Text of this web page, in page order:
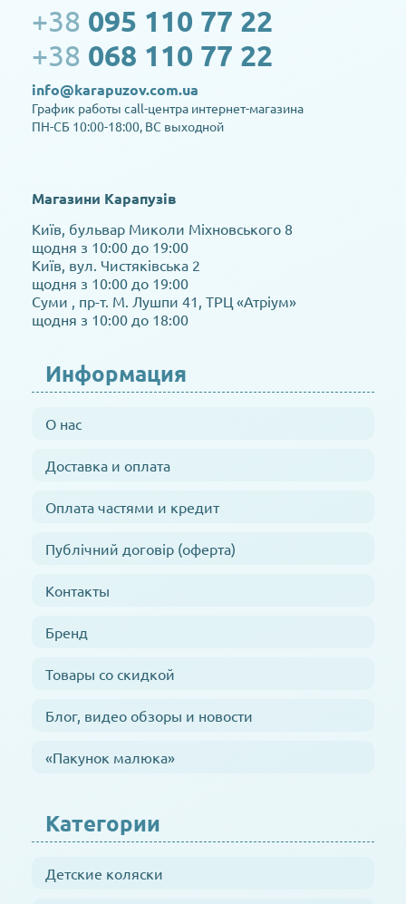
+38 095 110 77 22
+38 068 110 77 22
info@karapuzov.com.ua
График работы call-центра интернет-магазина
ПН-СБ 10:00-18:00, ВС выходной
Магазини Карапузів
Київ, бульвар Миколи Міхновського 8
щодня з 10:00 до 19:00
Київ, вул. Чистяківська 2
щодня з 10:00 до 19:00
Суми , пр-т. М. Лушпи 41, ТРЦ «Атріум»
щодня з 10:00 до 18:00
Информация
О нас
Доставка и оплата
Оплата частями и кредит
Публічний договір (оферта)
Контакты
Бренд
Товары со скидкой
Блог, видео обзоры и новости
«Пакунок малюка»
Категории
Детские коляски